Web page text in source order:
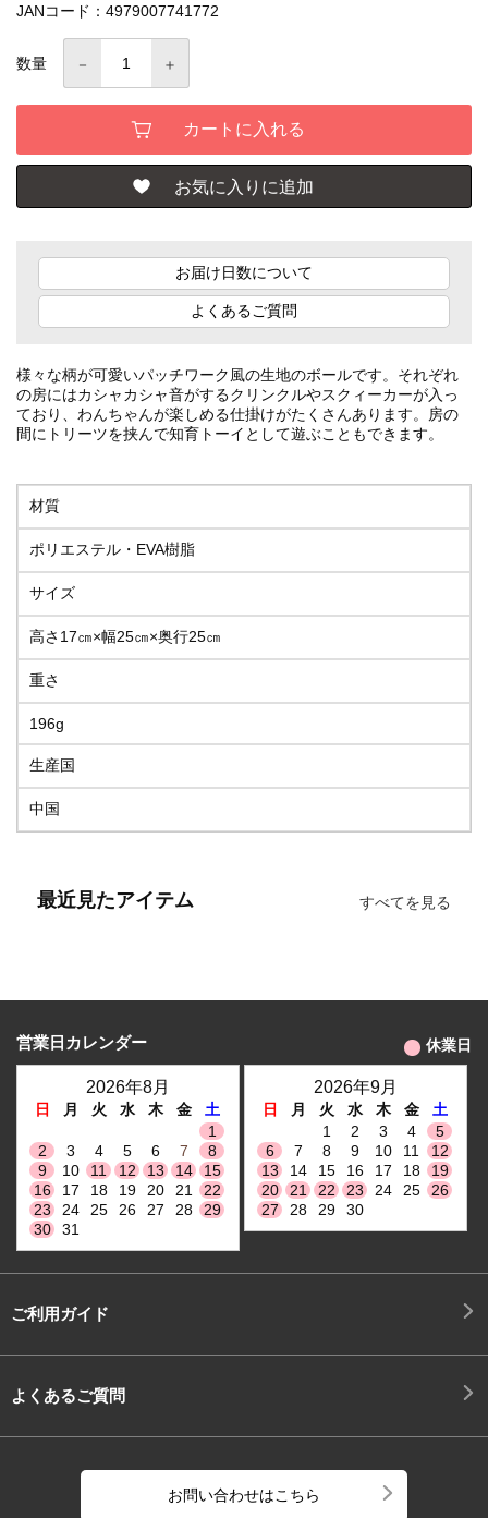
JANコード：4979007741772
数量
お届け日数について
よくあるご質問
様々な柄が可愛いパッチワーク風の生地のボールです。それぞれ
の房にはカシャカシャ音がするクリンクルやスクィーカーが入っ
ており、わんちゃんが楽しめる仕掛けがたくさんあります。房の
間にトリーツを挟んで知育トーイとして遊ぶこともできます。
材質
ポリエステル・EVA樹脂
サイズ
高さ17㎝×幅25㎝×奥行25㎝
重さ
196g
生産国
中国
最近見たアイテム すべてを見る
営業日カレンダー 休業日
2026年8月
日 月 火 水 木 金
土
1
2
3 4 5 6 7
8
9
10 11 12 13 14
15
16
17 18 19 20 21
22
23
24 25 26 27 28
29
30
31
2026年9月
日 月 火 水 木 金
土
1
2 3 4
5
6
7 8 9 10 11
12
13
14 15 16 17 18
19
20
21 22 23 24 25
26
27
28 29 30
ご利用ガイド
よくあるご質問
お問い合わせはこちら